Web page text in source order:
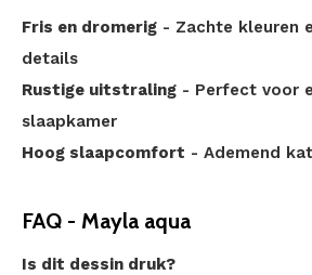
Fris en dromerig - Zachte kleuren
details
Rustige uitstraling - Perfect voor
slaapkamer
Hoog slaapcomfort - Ademend
FAQ - Mayla aqua
Is dit dessin druk?